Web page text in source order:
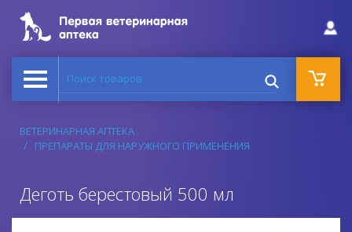
Поиск товаров
ВЕТЕРИНАРНАЯ АПТЕКА
ПРЕПАРАТЫ ДЛЯ НАРУЖНОГО ПРИМЕНЕНИЯ
Деготь берестовый 500 мл